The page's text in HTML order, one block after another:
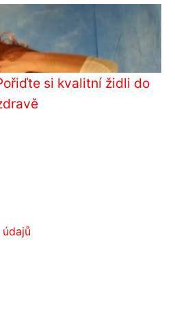
si kvalitní židli do